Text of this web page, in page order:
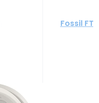
Fossil